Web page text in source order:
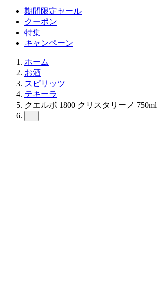
期間限定セール
クーポン
特集
キャンペーン
ホーム
お酒
スピリッツ
テキーラ
クエルボ 1800 クリスタリーノ 750ml
...